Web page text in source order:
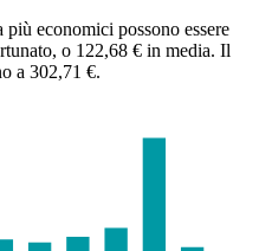
Prato
economici possono essere
o 122,68 € in media. Il
a 302,71 €.